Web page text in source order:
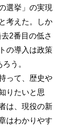
選挙」の実現
考えた。しか
2番目の低さ
の導入は政策
う。
って、歴史や
りたいと思
は、現役の新
はわかりやす